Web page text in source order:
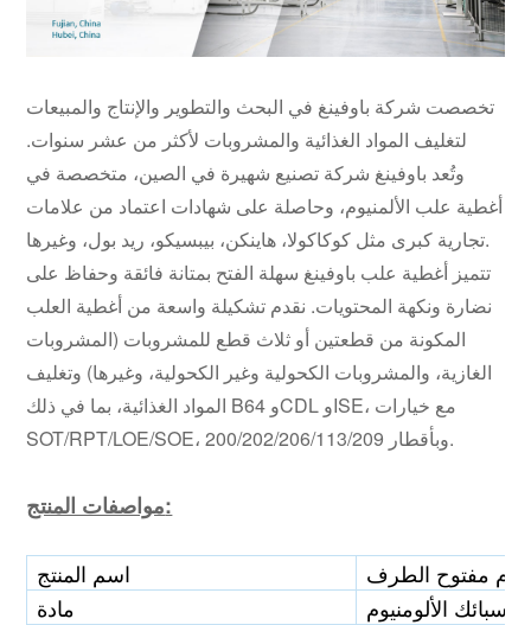
تخصصت شركة باوفينغ في البحث والتطوير والإنتاج والمبيعات
لتغليف المواد الغذائية والمشروبات لأكثر من عشر سنوات.
وتُعد باوفينغ شركة تصنيع شهيرة في الصين، متخصصة في
أغطية علب الألمنيوم، وحاصلة على شهادات اعتماد من علامات
تجارية كبرى مثل كوكاكولا، هاينكن، بيبسيكو، ريد بول، وغيرها.
تتميز أغطية علب باوفينغ سهلة الفتح بمتانة فائقة وحفاظ على
نضارة ونكهة المحتويات. نقدم تشكيلة واسعة من أغطية العلب
المكونة من قطعتين أو ثلاث قطع للمشروبات (المشروبات
الغازية، والمشروبات الكحولية وغير الكحولية، وغيرها) وتغليف
المواد الغذائية، بما في ذلك B64 وCDL وISE، مع خيارات
SOT/RPT/LOE/SOE، وبأقطار 200/202/206/113/209.
مواصفات المنتج:
اسم المنتج
مفتوح الطرف
مادة
سبائك الألومنيوم